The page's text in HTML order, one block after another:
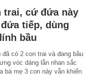
trai, cứ đứa này
tiếp, dùng
bầu
đã có 2 con trai và đang bầu
vóc dáng lẫn nhan sắc
bà mẹ 3 con này vẫn khiến